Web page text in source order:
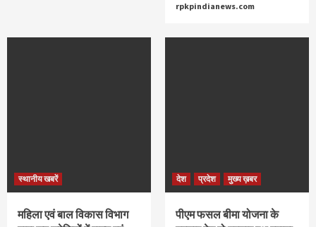
rpkpindianews.com
स्थानीय खबरें
महिला एवं बाल विकास विभाग
देश प्रदेश मुख्य ख़बर
पीएम फसल बीमा योजना के